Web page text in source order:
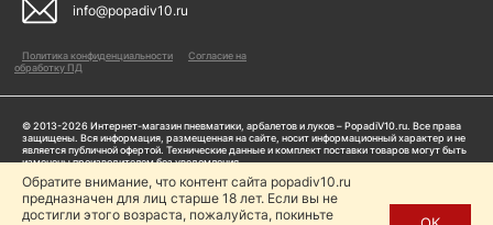
info@popadiv10.ru
Политика конфиденциальности
Согласие на
обработку ПД
© 2013-2026 Интернет-магазин пневматики, арбалетов и луков – PopadiV10.ru. Все права
защищены. Вся информация, размещенная на сайте, носит информационный характер и не
является публичной офертой. Технические данные и комплект поставки товаров могут быть
изменены производителем без уведомления
Пользуясь сайтом Popadiv10.ru, пользователь автоматически соглашается с условиями,
прописанными в
Политике конфиденциальности
Обратите внимание, что контент сайта popadiv10.ru
предназначен для лиц старше 18 лет. Если вы не
достигли этого возраста, пожалуйста, покиньте